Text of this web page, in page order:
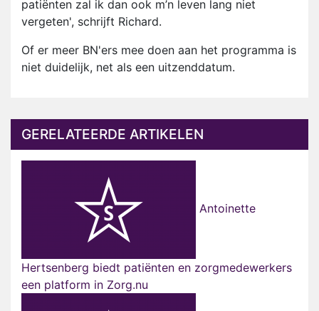
patiënten zal ik dan ook m’n leven lang niet
vergeten', schrijft Richard.
Of er meer BN'ers mee doen aan het programma is
niet duidelijk, net als een uitzenddatum.
GERELATEERDE ARTIKELEN
Antoinette
Hertsenberg biedt patiënten en zorgmedewerkers
een platform in Zorg.nu